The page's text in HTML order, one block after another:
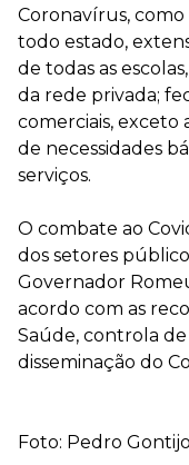
Coronavírus,
todo estado,
de todas as
da rede privada;
comerciais,
de necessidades
serviços.
O combate ao
dos setores
Governador
acordo com as
Saúde, controla
disseminação do
Foto: Pedro